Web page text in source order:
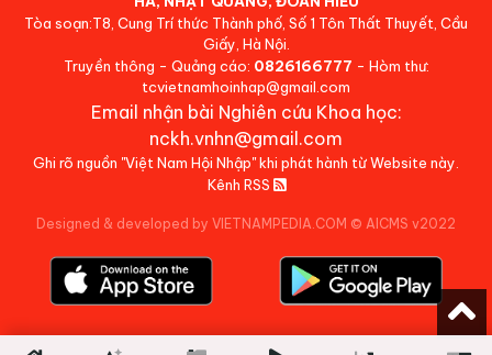
Tòa soạn:T8, Cung Trí thức Thành phố, Số 1 Tôn Thất Thuyết, Cầu
Giấy, Hà Nội.
Truyền thông - Quảng cáo: 0826166777 - Hòm thư:
tcvietnamhoinhap@gmail.com
Email nhận bài Nghiên cứu Khoa học:
nckh.vnhn@gmail.com
Ghi rõ nguồn "Việt Nam Hội Nhập" khi phát hành từ Website này.
Kênh RSS
Designed & developed by VIETNAMPEDIA.COM © AICMS v2022